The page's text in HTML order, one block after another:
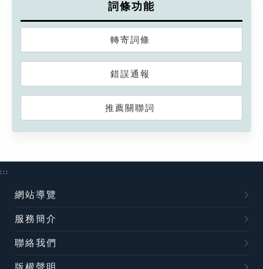
詞條功能
轉寄詞條
錯誤通報
推薦關聯詞
:::
網站導覽
服務簡介
聯絡我們
版權聲明